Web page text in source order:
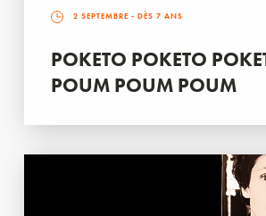
2 SEPTEMBRE - DÈS 7 ANS
POKETO POKETO
POUM POUM POUM